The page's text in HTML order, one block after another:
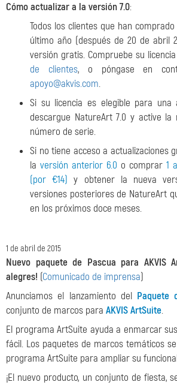
Cómo actualizar a la versión 7.0:
Todos los clientes que han
último año (después de 20 de abril
versión gratis. Compruebe su
de clientes, o póngase en
apoyo@akvis.com.
Si su licencia es elegible para una
descargue NatureArt 7.0 y active la
número de serie.
Si no tiene acceso a actualizaciones
la versión anterior 6.0 o comprar 1
(por €14) y obtener la nueva
versiones posteriores de NatureArt
en los próximos doce meses.
1 de abril de 2015
Nuevo paquete de Pascua para AKVIS
alegres! (Comunicado de imprensa)
Anunciamos el lanzamiento del Paquete
conjunto de marcos para AKVIS ArtSuite.
El programa ArtSuite ayuda a enmarcar
fácil. Los paquetes de marcos temáticos
programa ArtSuite para ampliar su
¡El nuevo producto, un conjunto de fiesta,